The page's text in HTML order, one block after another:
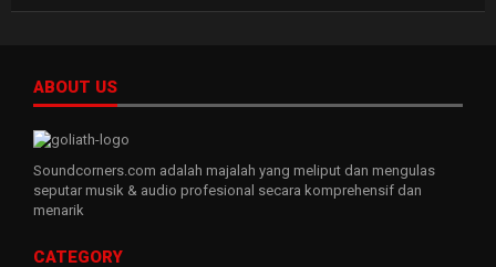
ABOUT US
Soundcorners.com adalah majalah yang meliput dan mengulas
seputar musik & audio profesional secara komprehensif dan
menarik
CATEGORY